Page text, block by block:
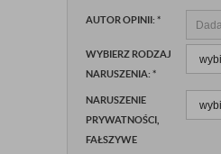
AUTOR OPINII: *
WYBIERZ RODZAJ
NARUSZENIA: *
NARUSZENIE
PRYWATNOŚCI,
FAŁSZYWE